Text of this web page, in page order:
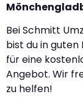
Bei Schmitt
bist du in
für eine
Angebot. Wir
zu helfen!